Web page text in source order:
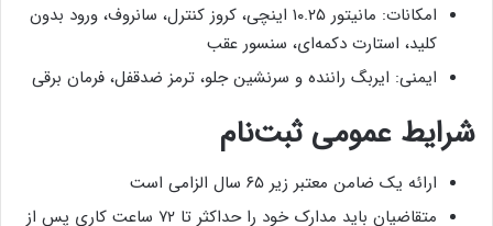
امکانات: مانیتور ۱۰.۲۵ اینچی، کروز کنترل، سانروف، ورود بدون
کلید، استارت دکمه‌ای، سنسور عقب
ایمنی: ایربگ راننده و سرنشین جلو، ترمز ضدقفل، فرمان برقی
شرایط عمومی ثبت‌نام
ارائه یک ضامن معتبر زیر ۶۵ سال الزامی است
متقاضیان باید مدارک خود را حداکثر تا ۷۲ ساعت کاری پس از